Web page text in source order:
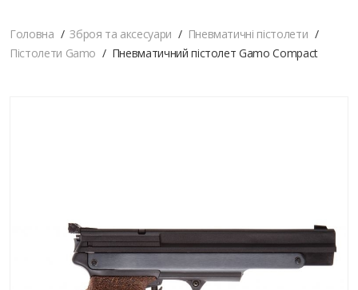
Головна Зброя та аксесуари
Пневматичні пістолети
Пістолети Gamo
Пневматичний пістолет Gamo Compact